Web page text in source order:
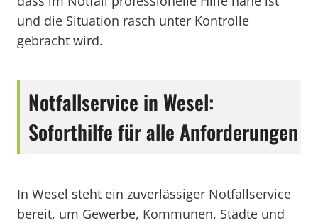
und die Situation rasch unter Kontrolle
gebracht wird.
Notfallservice in Wesel:
Soforthilfe für alle Anforderungen
In Wesel steht ein zuverlässiger Notfallservice
bereit, um Gewerbe, Kommunen, Städte und